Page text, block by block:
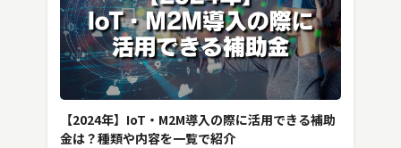
【2024年】IoT・M2M導入の際に活用できる補助
金は？種類や内容を一覧で紹介